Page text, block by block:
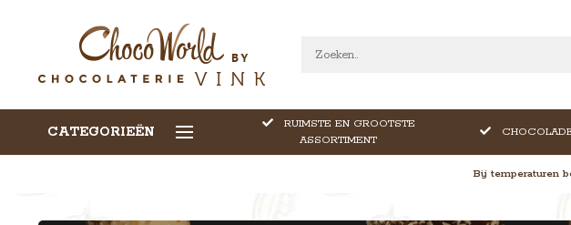
CATEGORIEËN
CALLEBAUT CHOCOLADE
RUIMSTE EN GROOTSTE
ASSORTIMENT
Bij temperaturen